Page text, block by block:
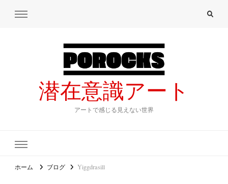
潜在意識アート
アートで感じる見えない世界
ホーム ブログ Yiggdrasill